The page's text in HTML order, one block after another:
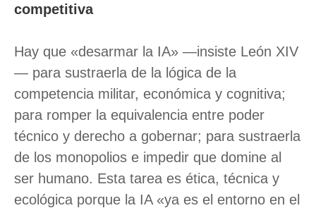
competitiva
Hay que «desarmar la IA» —insiste León XIV
— para sustraerla de la lógica de la
competencia militar, económica y cognitiva;
para romper la equivalencia entre poder
técnico y derecho a gobernar; para sustraerla
de los monopolios e impedir que domine al
ser humano. Esta tarea es ética, técnica y
ecológica porque la IA «ya es el entorno en el